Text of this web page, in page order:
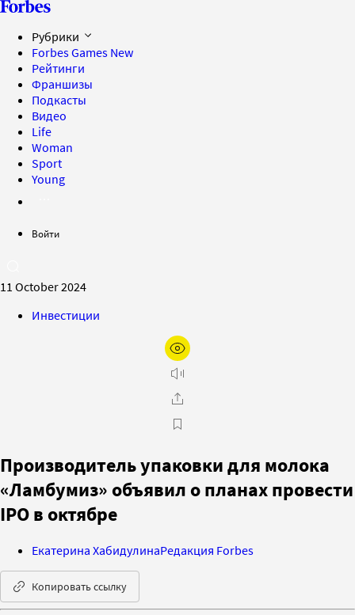
Рубрики
Forbes Games New
Рейтинги
Франшизы
Подкасты
Видео
Life
Woman
Sport
Young
Войти
11 October 2024
Инвестиции
Производитель упаковки для молока
«Ламбумиз» объявил о планах провести
IPO в октябре
Екатерина ХабидулинаРедакция Forbes
Копировать ссылку